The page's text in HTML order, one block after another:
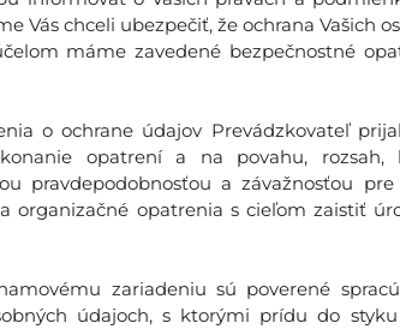
Vás chceli ubezpečiť, že ochrana Vašich
máme zavedené bezpečnostné
o ochrane údajov Prevádzkovateľ
opatrení a na povahu,
pravdepodobnosťou a závažnosťou
organizačné opatrenia s cieľom zaistiť
zariadeniu sú poverené
údajoch, s ktorými prídu do